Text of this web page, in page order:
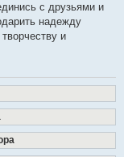
с друзьями и
надежду
и